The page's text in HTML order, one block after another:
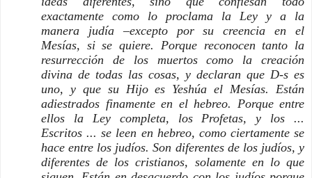
exactamente como lo proclama la Ley y a la
manera judía –excepto por su creencia en el
Mesías, si se quiere. Porque reconocen tanto la
resurrección de los muertos como la creación
divina de todas las cosas, y declaran que D-s es
uno, y que su Hijo es Yeshúa el Mesías. Están
adiestrados finamente en el hebreo. Porque entre
ellos la Ley completa, los Profetas, y los ...
Escritos ... se leen en hebreo, como ciertamente se
hace entre los judíos. Son diferentes de los judíos, y
diferentes de los cristianos, solamente en lo que